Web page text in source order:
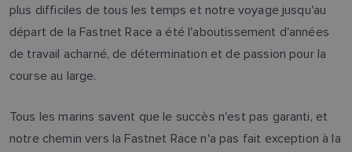
plus difficiles de tous les temps et notre voyage jusqu'au
départ de la Fastnet Race a été l'aboutissement d'années
de travail acharné, de détermination et de passion pour la
course au large.
Tous les marins savent que le succès n'est pas garanti, et
notre chemin vers la Fastnet Race n'a pas fait exception à la